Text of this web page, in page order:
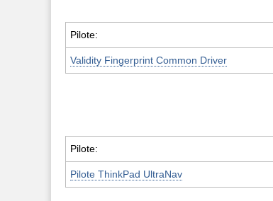
Pilote:
Validity Fingerprint Common Driver
Pilote:
Pilote ThinkPad UltraNav